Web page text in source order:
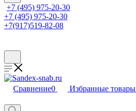
+7 (495) 975-20-30
+7 (495) 975-20-30
+7(917)519-82-08
Сравнение0 Избранные товары